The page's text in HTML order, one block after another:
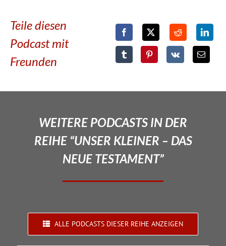
Teile diesen
Podcast mit
Freunden
WEITERE PODCASTS IN DER
REIHE “UNSER KLEINER – DAS
NEUE TESTAMENT”
ALLE PODCASTS DIESER REIHE ANZEIGEN